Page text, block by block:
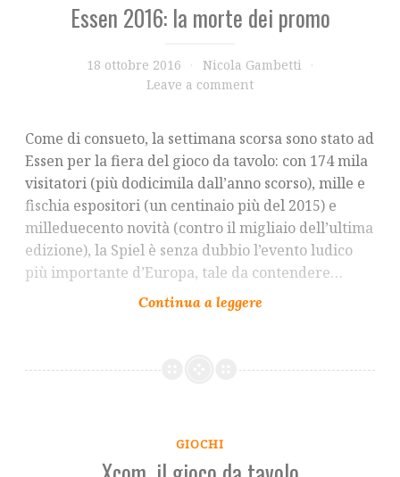
Essen 2016: la morte dei promo
18 ottobre 2016
Nicola Gambetti
Leave a comment
Come di consueto, la settimana scorsa sono stato ad
Essen per la fiera del gioco da tavolo: con 174 mila
visitatori (più dodicimila dall’anno scorso), mille e
fischia espositori (un centinaio più del 2015) e
milleduecento novità (contro il migliaio dell’ultima
edizione), la Spiel è senza dubbio l’evento ludico
più importante d’Europa, tale da contendere…
GIOCHI